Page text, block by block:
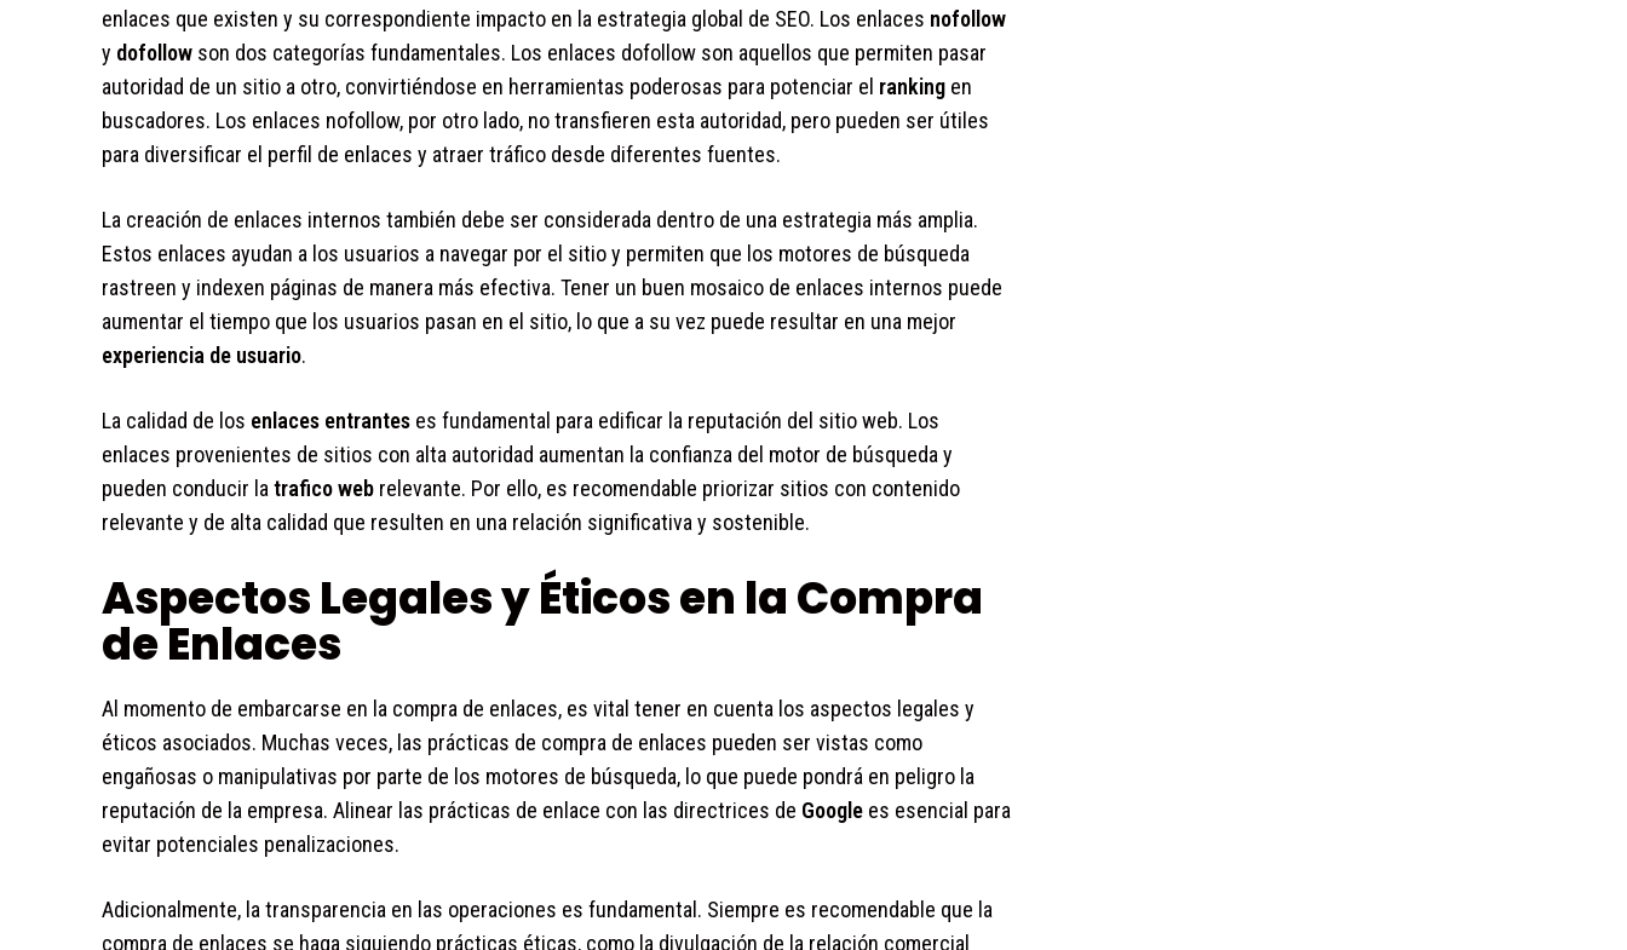
enlaces que existen y su correspondiente impacto en la estrategia global de SEO. Los enlaces nofollow
y dofollow son dos categorías fundamentales. Los enlaces dofollow son aquellos que permiten pasar
autoridad de un sitio a otro, convirtiéndose en herramientas poderosas para potenciar el ranking en
buscadores. Los enlaces nofollow, por otro lado, no transfieren esta autoridad, pero pueden ser útiles
para diversificar el perfil de enlaces y atraer tráfico desde diferentes fuentes.
La creación de enlaces internos también debe ser considerada dentro de una estrategia más amplia.
Estos enlaces ayudan a los usuarios a navegar por el sitio y permiten que los motores de búsqueda
rastreen y indexen páginas de manera más efectiva. Tener un buen mosaico de enlaces internos puede
aumentar el tiempo que los usuarios pasan en el sitio, lo que a su vez puede resultar en una mejor
experiencia de usuario.
La calidad de los enlaces entrantes es fundamental para edificar la reputación del sitio web. Los
enlaces provenientes de sitios con alta autoridad aumentan la confianza del motor de búsqueda y
pueden conducir latrafico web relevante. Por ello, es recomendable priorizar sitios con contenido
relevante y de alta calidad que resulten en una relación significativa y sostenible.
Aspectos Legales y Éticos en la Compra
de Enlaces
Al momento de embarcarse en la compra de enlaces, es vital tener en cuenta los aspectos legales y
éticos asociados. Muchas veces, las prácticas de compra de enlaces pueden ser vistas como
engañosas o manipulativas por parte de los motores de búsqueda, lo que puede pondrá en peligro la
reputación de la empresa. Alinear las prácticas de enlace con las directrices de Google es esencial para
evitar potenciales penalizaciones.
Adicionalmente, la transparencia en las operaciones es fundamental. Siempre es recomendable que la
compra de enlaces se haga siguiendo prácticas éticas, como la divulgación de la relación comercial